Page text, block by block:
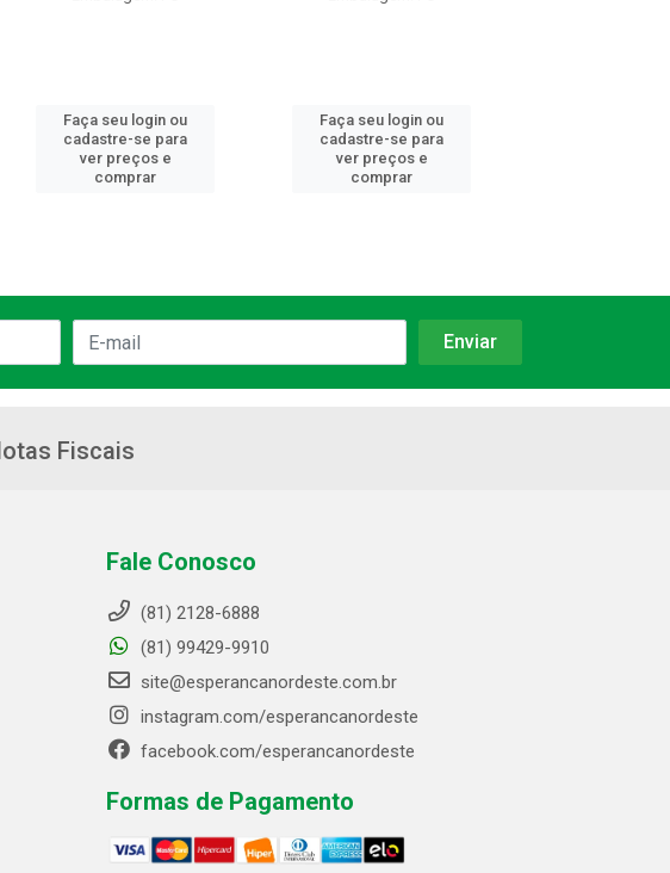
Faça seu login ou
cadastre-se para
ver preços e
comprar
Faça seu login ou
cadastre-se para
ver preços e
comprar
Fiscais
Fale Conosco
(81) 2128-6888
(81) 99429-9910
site@esperancanordeste.com.br
instagram.com/esperancanordeste
facebook.com/esperancanordeste
Formas de Pagamento